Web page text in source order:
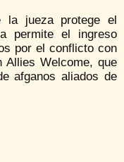
la jueza protege el
permite el ingreso
por el conflicto con
Allies Welcome, que
afganos aliados de